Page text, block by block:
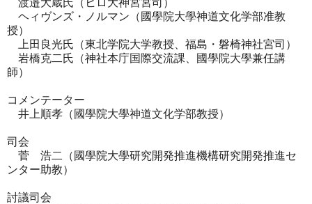
ヘィヴンズ・ノルマン（國學院大學神道文化学部准教
授）
上田良光氏（東北学院大学教授、福島・磐椅神社宮司）
岩橋克二氏（神社本庁国際交流課、國學院大學兼任講
師）
コメンテーター
井上順孝（國學院大學神道文化学部教授）
司会
菅 浩二（國學院大學研究開発推進機構研究開発推進セ
ンター助教）
討議司会